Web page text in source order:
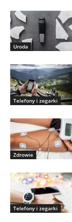
Uroda
Telefony i zegarki
Zdrowie
Telefony i zegarki